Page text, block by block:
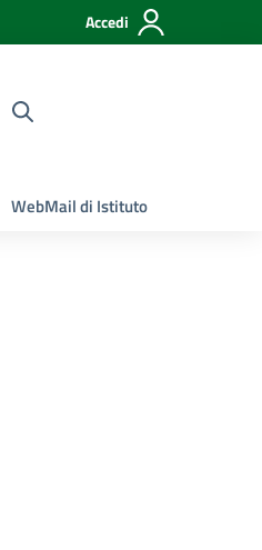
Accedi
WebMail di Istituto